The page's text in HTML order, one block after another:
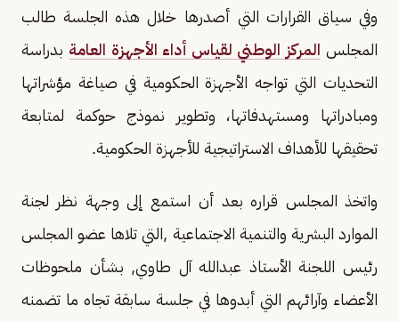
وفي سياق القرارات التي أصدرها خلال هذه الجلسة طالب
المجلس المركز الوطني لقياس أداء الأجهزة العامة بدراسة
التحديات التي تواجه الأجهزة الحكومية في صياغة مؤشراتها
ومبادراتها ومستهدفاتها، وتطوير نموذج حوكمة لمتابعة
تحقيقها للأهداف الاستراتيجية للأجهزة الحكومية.
واتخذ المجلس قراره بعد أن استمع إلى وجهة نظر لجنة
الموارد البشرية والتنمية الاجتماعية ,التي تلاها عضو المجلس
رئيس اللجنة الأستاذ عبدالله آل طاوي, بشأن ملحوظات
الأعضاء وآرائهم التي أبدوها في جلسة سابقة تجاه ما تضمنه